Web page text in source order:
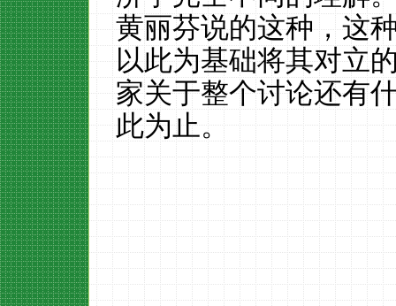
黄丽芬说的这种，这
以此为基础将其对立
家关于整个讨论还有
此为止。